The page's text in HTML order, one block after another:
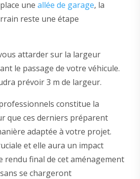
une allée de garage, la
reste une étape
attarder sur la largeur
le passage de votre véhicule.
prévoir 3 m de largeur.
constitue la
que ces derniers préparent
adaptée à votre projet.
et elle aura un impact
rendu final de cet aménagement
se chargeront